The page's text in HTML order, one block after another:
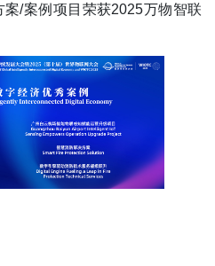
/案例项目荣获2025万物智联